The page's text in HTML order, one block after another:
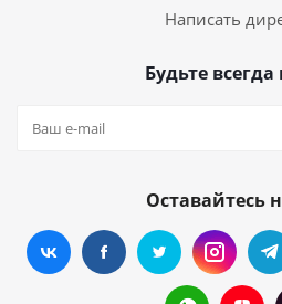
Написать
Будьте всегда
Оставайтесь